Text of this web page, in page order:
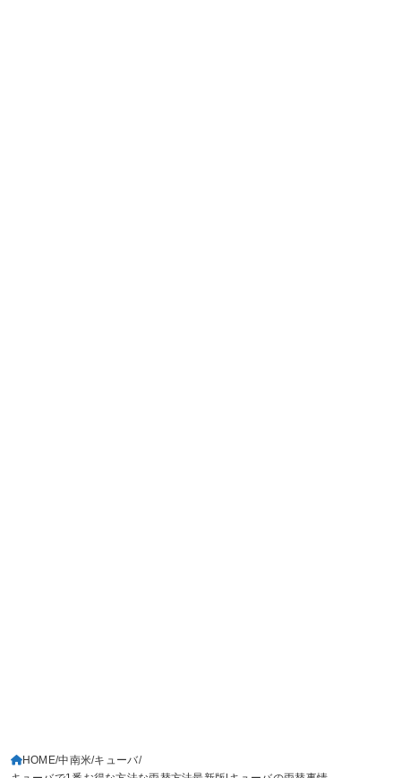
HOME 中南米 キューバ